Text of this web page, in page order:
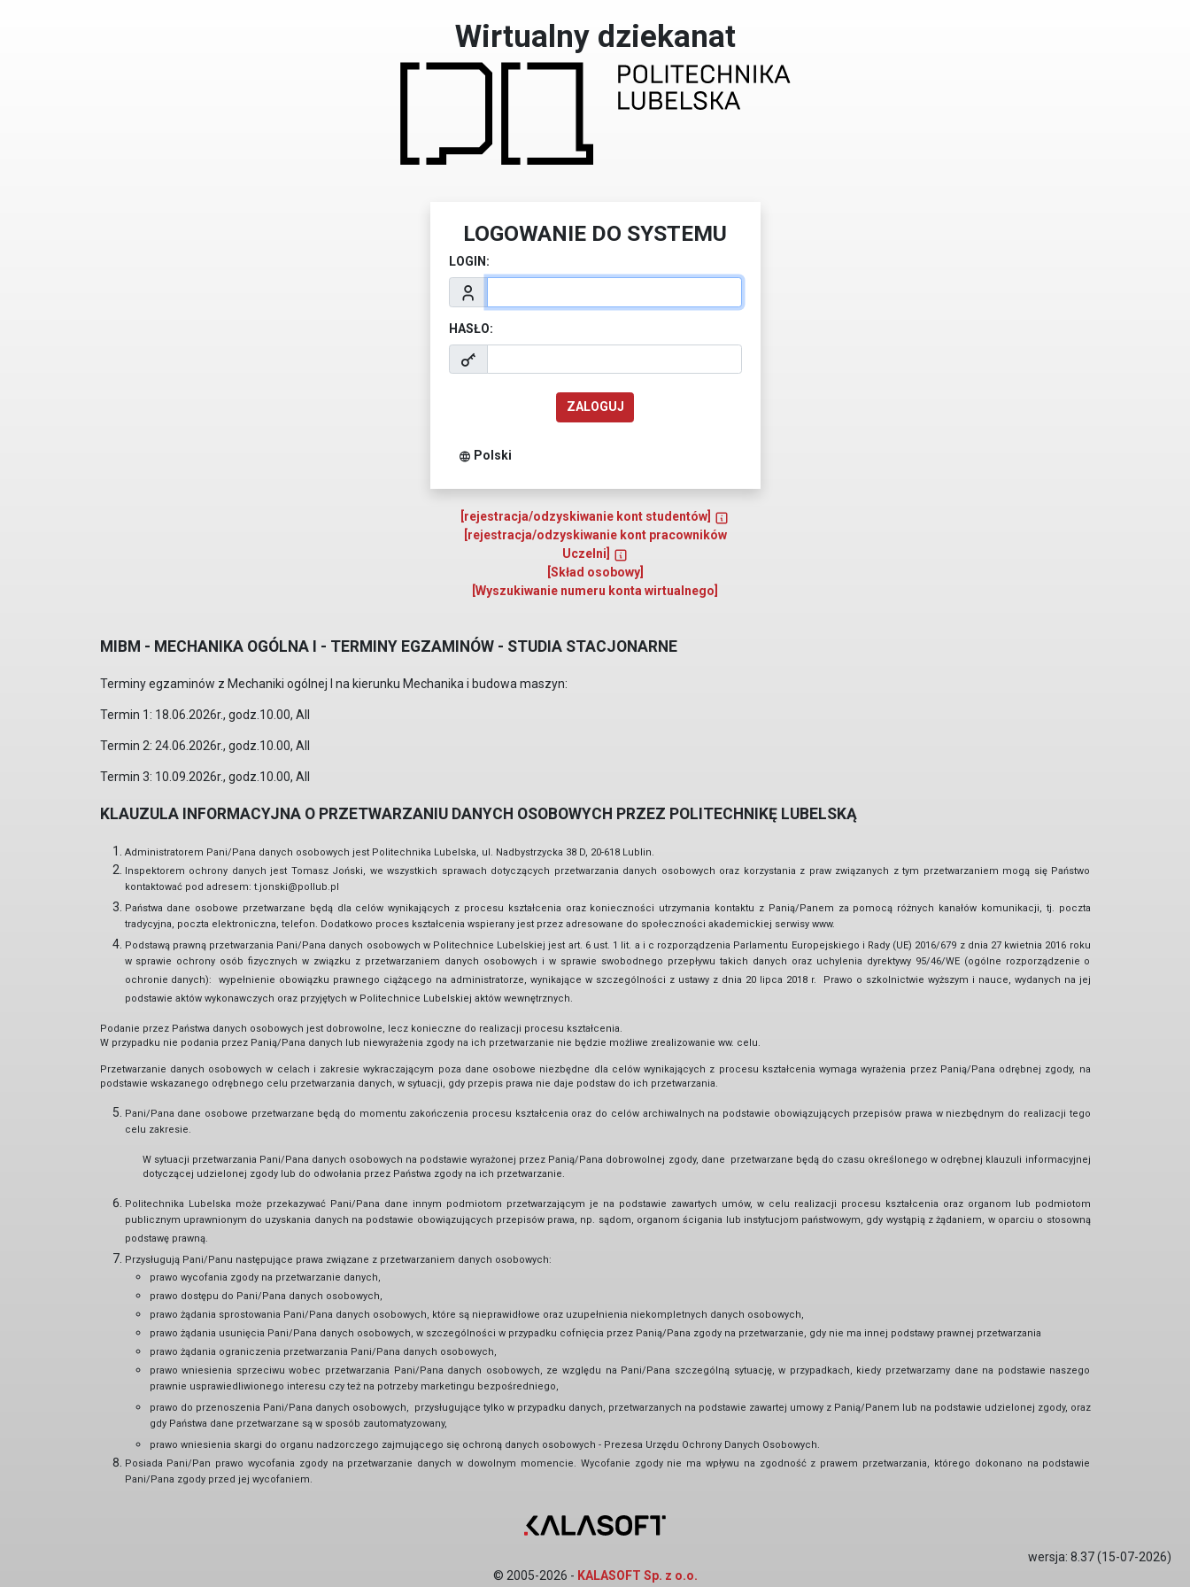
Wirtualny dziekanat
LOGOWANIE DO SYSTEMU
LOGIN:
HASŁO:
ZALOGUJ
Polski
[rejestracja/odzyskiwanie kont studentów]
[rejestracja/odzyskiwanie kont pracowników
Uczelni]
[Skład osobowy]
[Wyszukiwanie numeru konta wirtualnego]
MIBM - MECHANIKA OGÓLNA I - TERMINY EGZAMINÓW - STUDIA STACJONARNE
Terminy egzaminów z Mechaniki ogólnej I na kierunku Mechanika i budowa maszyn:
Termin 1: 18.06.2026r., godz.10.00, AII
Termin 2: 24.06.2026r., godz.10.00, AII
Termin 3: 10.09.2026r., godz.10.00, AII
KLAUZULA INFORMACYJNA O PRZETWARZANIU DANYCH OSOBOWYCH PRZEZ POLITECHNIKĘ LUBELSKĄ
Administratorem Pani/Pana danych osobowych jest Politechnika Lubelska, ul. Nadbystrzycka 38 D, 20-618 Lublin.
Inspektorem ochrony danych jest Tomasz Joński, we wszystkich sprawach dotyczących przetwarzania danych osobowych oraz korzystania z praw związanych z tym przetwarzaniem mogą się Państwo
kontaktować pod adresem: t.jonski@pollub.pl
Państwa dane osobowe przetwarzane będą dla celów wynikających z procesu kształcenia oraz konieczności utrzymania kontaktu z Panią/Panem za pomocą różnych kanałów komunikacji, tj. poczta
tradycyjna, poczta elektroniczna, telefon. Dodatkowo proces kształcenia wspierany jest przez adresowane do społeczności akademickiej serwisy www.
Podstawą prawną przetwarzania Pani/Pana danych osobowych w Politechnice Lubelskiej jest art. 6 ust. 1 lit. a i c rozporządzenia Parlamentu Europejskiego i Rady (UE) 2016/679 z dnia 27 kwietnia 2016 roku
w sprawie ochrony osób fizycznych w związku z przetwarzaniem danych osobowych i w sprawie swobodnego przepływu takich danych oraz uchylenia dyrektywy 95/46/WE (ogólne rozporządzenie o
ochronie danych): wypełnienie obowiązku prawnego ciążącego na administratorze, wynikające w szczególności z ustawy z dnia 20 lipca 2018 r. Prawo o szkolnictwie wyższym i nauce, wydanych na jej
podstawie aktów wykonawczych oraz przyjętych w Politechnice Lubelskiej aktów wewnętrznych.
Podanie przez Państwa danych osobowych jest dobrowolne, lecz konieczne do realizacji procesu kształcenia.
W przypadku nie podania przez Panią/Pana danych lub niewyrażenia zgody na ich przetwarzanie nie będzie możliwe zrealizowanie ww. celu.
Przetwarzanie danych osobowych w celach i zakresie wykraczającym poza dane osobowe niezbędne dla celów wynikających z procesu kształcenia wymaga wyrażenia przez Panią/Pana odrębnej zgody, na
podstawie wskazanego odrębnego celu przetwarzania danych, w sytuacji, gdy przepis prawa nie daje podstaw do ich przetwarzania.
Pani/Pana dane osobowe przetwarzane będą do momentu zakończenia procesu kształcenia oraz do celów archiwalnych na podstawie obowiązujących przepisów prawa w niezbędnym do realizacji tego
celu zakresie.
W sytuacji przetwarzania Pani/Pana danych osobowych na podstawie wyrażonej przez Panią/Pana dobrowolnej zgody, dane przetwarzane będą do czasu określonego w odrębnej klauzuli informacyjnej
dotyczącej udzielonej zgody lub do odwołania przez Państwa zgody na ich przetwarzanie.
Politechnika Lubelska może przekazywać Pani/Pana dane innym podmiotom przetwarzającym je na podstawie zawartych umów, w celu realizacji procesu kształcenia oraz organom lub podmiotom
publicznym uprawnionym do uzyskania danych na podstawie obowiązujących przepisów prawa, np. sądom, organom ścigania lub instytucjom państwowym, gdy wystąpią z żądaniem, w oparciu o stosowną
podstawę prawną.
Przysługują Pani/Panu następujące prawa związane z przetwarzaniem danych osobowych:
prawo wycofania zgody na przetwarzanie danych,
prawo dostępu do Pani/Pana danych osobowych,
prawo żądania sprostowania Pani/Pana danych osobowych, które są nieprawidłowe oraz uzupełnienia niekompletnych danych osobowych,
prawo żądania usunięcia Pani/Pana danych osobowych, w szczególności w przypadku cofnięcia przez Panią/Pana zgody na przetwarzanie, gdy nie ma innej podstawy prawnej przetwarzania
prawo żądania ograniczenia przetwarzania Pani/Pana danych osobowych,
prawo wniesienia sprzeciwu wobec przetwarzania Pani/Pana danych osobowych, ze względu na Pani/Pana szczególną sytuację, w przypadkach, kiedy przetwarzamy dane na podstawie naszego
prawnie usprawiedliwionego interesu czy też na potrzeby marketingu bezpośredniego,
prawo do przenoszenia Pani/Pana danych osobowych, przysługujące tylko w przypadku danych, przetwarzanych na podstawie zawartej umowy z Panią/Panem lub na podstawie udzielonej zgody, oraz
gdy Państwa dane przetwarzane są w sposób zautomatyzowany,
prawo wniesienia skargi do organu nadzorczego zajmującego się ochroną danych osobowych - Prezesa Urzędu Ochrony Danych Osobowych.
Posiada Pani/Pan prawo wycofania zgody na przetwarzanie danych w dowolnym momencie. Wycofanie zgody nie ma wpływu na zgodność z prawem przetwarzania, którego dokonano na podstawie
Pani/Pana zgody przed jej wycofaniem.
wersja: 8.37 (15-07-2026)
© 2005-2026 - KALASOFT Sp. z o.o.